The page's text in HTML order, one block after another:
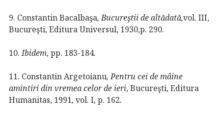
9. Constantin Bacalbaşa, Bucureştii de altădată,vol. III,
Bucureşti, Editura Universul, 1930,p. 290.
10. Ibidem, pp. 183-184.
11. Constantin Argetoianu, Pentru cei de mâine
amintiri din vremea celor de ieri, Bucureşti, Editura
Humanitas, 1991, vol. I, p. 162.